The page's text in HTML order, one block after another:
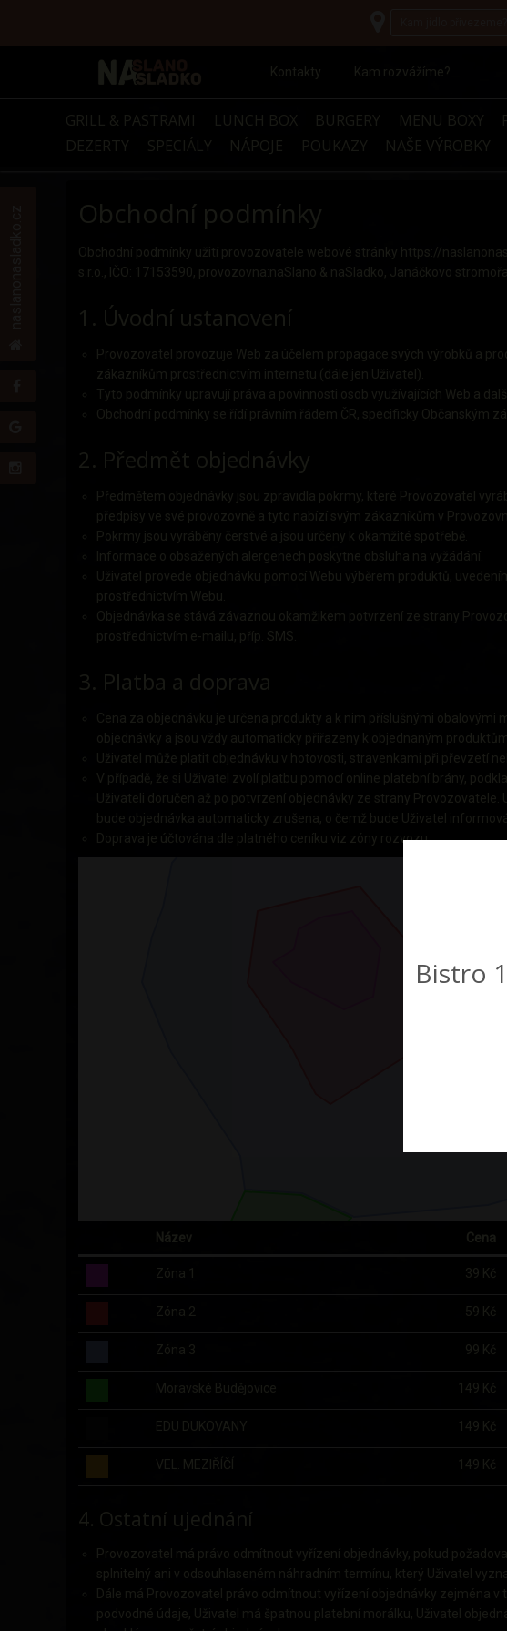
Kontakty Kam rozvážíme?
GRILL & PASTRAMI LUNCH BOX BURGERY MENU BOXY
DEZERTY
SPECIÁLY NÁPOJE POUKAZY NAŠE VÝROBKY
Obchodní podmínky
Obchodní podmínky užití provozovatele webové stránky https://
s.r.o., IČO: 17153590, provozovna:naSlano & naSladko, Janáčkovo
1. Úvodní ustanovení
Provozovatel provozuje Web za účelem propagace svých výrobků a
zákazníkům prostřednictvím internetu (dále jen Uživatel).
Tyto podmínky upravují práva a povinnosti osob využívajících Web a
Obchodní podmínky se řídí právním řádem ČR, specificky Občanským
2. Předmět objednávky
Předmětem objednávky jsou zpravidla pokrmy, které Provozovatel
předpisy ve své provozovně a tyto nabízí svým zákazníkům v
Pokrmy jsou vyráběny čerstvé a jsou určeny k okamžité spotřebě.
Informace o obsažených alergenech poskytne obsluha na vyžádání.
Uživatel provede objednávku pomocí Webu výběrem produktů,
prostřednictvím Webu.
Objednávka se stává závaznou okamžikem potvrzení ze strany
prostřednictvím e-mailu, příp. SMS.
3. Platba a doprava
Cena za objednávku je určena produkty a k nim příslušnými
objednávky a jsou vždy automaticky přiřazeny k objednaným
Uživatel může platit objednávku v hotovosti, stravenkami při převzetí
V případě, že si Uživatel zvolí platbu pomocí online platební brány,
Uživateli doručen až po potvrzení objednávky ze strany
bude objednávka automaticky zrušena, o čemž bude Uživatel
Doprava je účtována dle platného ceníku viz zóny rozvozu.
Název Cena
Zóna 1 39 Kč
Zóna 2 59 Kč
Zóna 3 99 Kč
Moravské Budějovice 149 Kč
EDU DUKOVANY 149 Kč
VEL. MEZIŘÍČÍ 149 Kč
4. Ostatní ujednání
Provozovatel má právo odmítnout vyřízení objednávky, pokud
splnitelný ani v odsouhlaseném náhradním termínu, který Uživatel
Dále má Provozovatel právo odmítnout vyřízení objednávky zejména v
podvodné údaje, Uživatel má špatnou platební morálku, Uživatel
Bistro